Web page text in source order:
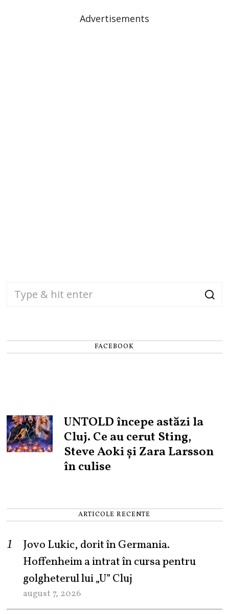
Advertisements
FACEBOOK
UNTOLD începe astăzi la
Cluj. Ce au cerut Sting,
Steve Aoki și Zara Larsson
în culise
ARTICOLE RECENTE
Jovo Lukic, dorit în Germania.
Hoffenheim a intrat în cursa pentru
golgheterul lui „U” Cluj
august 7, 2026